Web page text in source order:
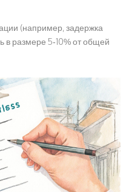
(например, задержка
в размере 5‑10% от общей